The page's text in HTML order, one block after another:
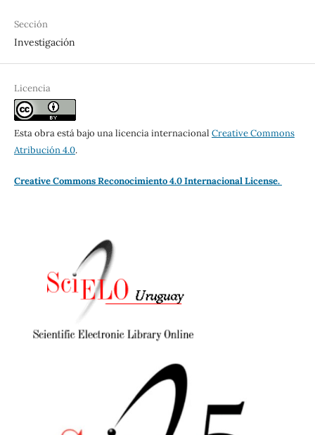
Sección
Investigación
Licencia
Esta obra está bajo una licencia internacional Creative Commons
Atribución 4.0.
Creative Commons Reconocimiento 4.0 Internacional License.